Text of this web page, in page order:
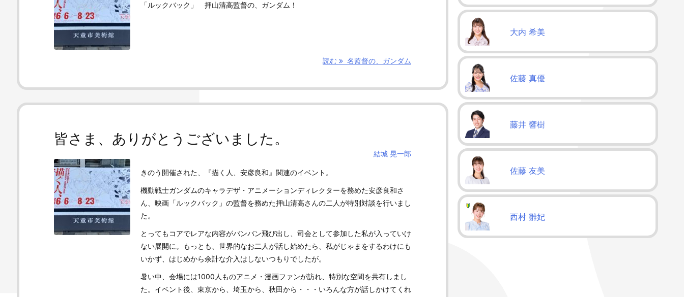
「ルックバック」 押山清高監督の、ガンダム！
読む 名監督の、ガンダム
皆さま、ありがとうございました。
結城 晃一郎
きのう開催された、『描く人、安彦良和』関連のイベント。
機動戦士ガンダムのキャラデザ・アニメーションディレクターを務めた安彦良和さ
ん、映画「ルックバック」の監督を務めた押山清高さんの二人が特別対談を行いまし
た。
とってもコアでレアな内容がバンバン飛び出し、司会として参加した私が入っていけ
ない展開に。もっとも、世界的なお二人が話し始めたら、私がじゃまをするわけにも
いかず、はじめから余計な介入はしないつもりでしたが。
暑い中、会場には1000人ものアニメ・漫画ファンが訪れ、特別な空間を共有しまし
た。イベント後、東京から、埼玉から、秋田から・・・いろんな方が話しかけてくれ
大内 希美
佐藤 真優
藤井 響樹
佐藤 友美
西村 雛妃